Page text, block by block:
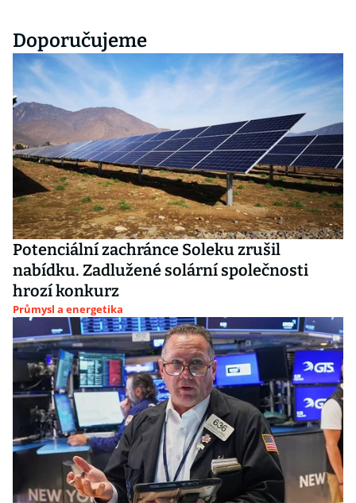
Doporučujeme
Potenciální zachránce Soleku zrušil
nabídku. Zadlužené solární společnosti
hrozí konkurz
Průmysl a energetika